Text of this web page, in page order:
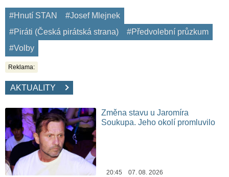
#Hnutí STAN
#Josef Mlejnek
#Piráti (Česká pirátská strana)
#Předvolební průzkum
#Volby
Reklama:
AKTUALITY
Změna stavu u Jaromíra
Soukupa. Jeho okolí promluvilo
20:45 07. 08. 2026